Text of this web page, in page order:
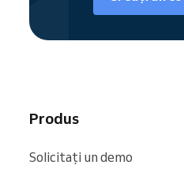
întreaga ta pagină de
servicii individuale.
Google
Produs
Solicitați un demo